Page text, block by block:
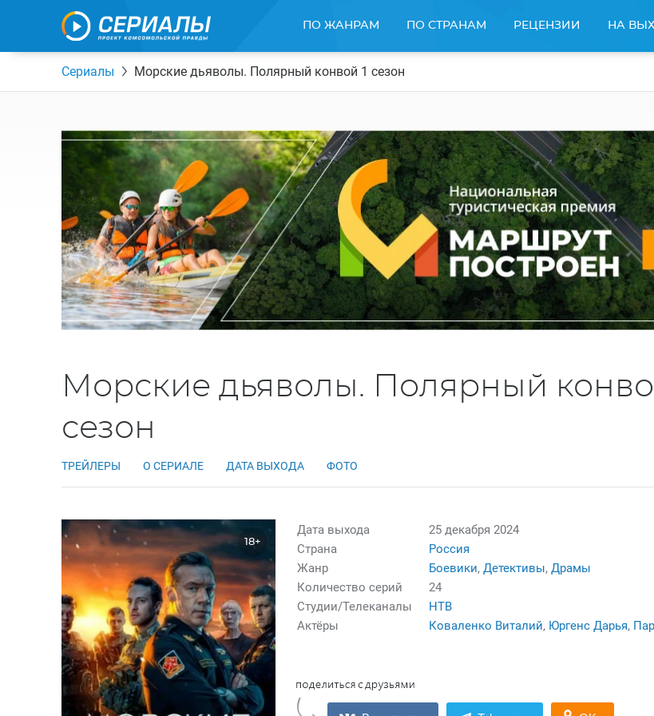
ПО ЖАНРАМ ПО СТРАНАМ РЕЦЕНЗИИ НА
Сериалы Морские дьяволы. Полярный конвой 1 сезон
Морские дьяволы. Полярный
сезон
ТРЕЙЛЕРЫ О СЕРИАЛЕ ДАТА ВЫХОДА ФОТО
18+
Дата выхода
25 декабря 2024
Страна
Россия
Жанр
Боевики, Детективы, Драмы
Количество серий
24
Студии/Телеканалы
НТВ
Актёры
Коваленко Виталий, Юргенс Дарья,